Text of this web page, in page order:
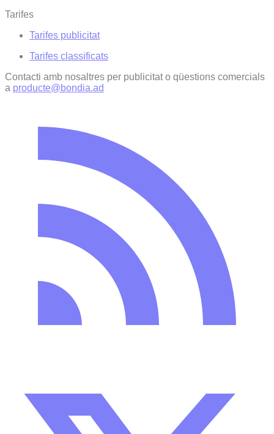
Tarifes
Tarifes publicitat
Tarifes classificats
Contacti amb nosaltres per publicitat o qüestions comercials
a producte@bondia.ad